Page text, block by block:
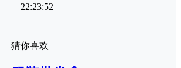
22:23:52
猜你喜欢